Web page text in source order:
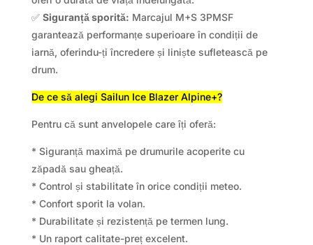
✅ Siguranță sporită: Marcajul M+S 3PMSF
garantează performanțe superioare în condiții de
iarnă, oferindu-ți încredere și liniște sufletească pe
drum.
De ce să alegi Sailun Ice Blazer Alpine+?
Pentru că sunt anvelopele care îți oferă:
* Siguranță maximă pe drumurile acoperite cu
zăpadă sau gheață.
* Control și stabilitate în orice condiții meteo.
* Confort sporit la volan.
* Durabilitate și rezistență pe termen lung.
* Un raport calitate-preț excelent.